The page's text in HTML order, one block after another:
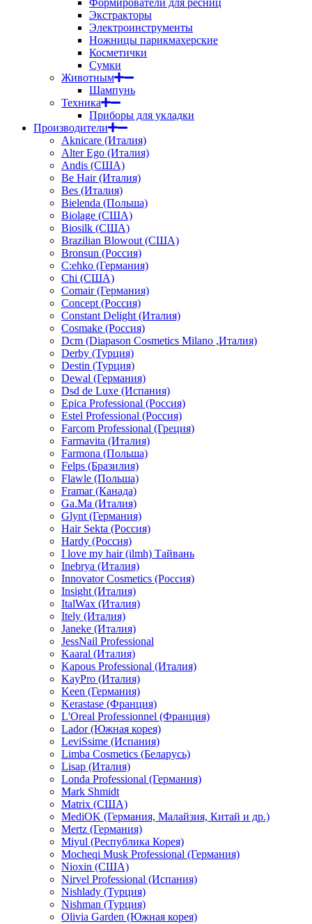
Формирователи для ресниц
Экстракторы
Электроинструменты
Ножницы парикмахерские
Косметички
Сумки
Животным
Шампунь
Техника
Приборы для укладки
Производители
Aknicare (Италия)
Alter Ego (Италия)
Andis (США)
Be Hair (Италия)
Bes (Италия)
Bielenda (Польша)
Biolage (США)
Biosilk (США)
Brazilian Blowout (США)
Bronsun (Россия)
C:ehko (Германия)
Chi (США)
Comair (Германия)
Concept (Россия)
Constant Delight (Италия)
Cosmake (Россия)
Dcm (Diapason Cosmetics Milano ,Италия)
Derby (Турция)
Destin (Турция)
Dewal (Германия)
Dsd de Luxe (Испания)
Epica Professional (Россия)
Estel Professional (Россия)
Farcom Professional (Греция)
Farmavita (Италия)
Farmona (Польша)
Felps (Бразилия)
Flawle (Польша)
Framar (Канада)
Ga.Ma (Италия)
Glynt (Германия)
Hair Sekta (Россия)
Hardy (Россия)
I love my hair (ilmh) Тайвань
Inebrya (Италия)
Innovator Cosmetics (Россия)
Insight (Италия)
ItalWax (Италия)
Itely (Италия)
Janeke (Италия)
JessNail Professional
Kaaral (Италия)
Kapous Professional (Италия)
KayPro (Италия)
Keen (Германия)
Kerastase (Франция)
L'Oreal Professionnel (Франция)
Lador (Южная корея)
LeviSsime (Испания)
Limba Cosmetics (Беларусь)
Lisap (Италия)
Londa Professional (Германия)
Mark Shmidt
Matrix (США)
MediOK (Германия, Малайзия, Китай и др.)
Mertz (Германия)
Miyul (Республика Корея)
Mocheqi Musk Professional (Германия)
Nioxin (США)
Nirvel Professional (Испания)
Nishlady (Турция)
Nishman (Турция)
Olivia Garden (Южная корея)